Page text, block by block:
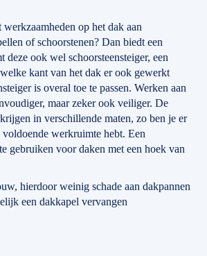
op het dak aan
of schoorstenen? Dan biedt een
deze ook wel schoorsteensteiger, een
kant van het dak er ook gewerkt
is overal toe te passen. Werken aan
maar zeker ook veiliger. De
in verschillende maten, zo ben je er
werkruimte hebt. Een
gebruiken voor daken met een hoek van
hierdoor weinig schade aan dakpannen
een dakkapel vervangen